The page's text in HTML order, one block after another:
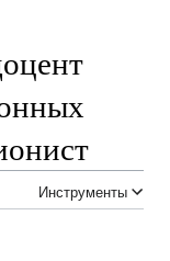
Инструменты